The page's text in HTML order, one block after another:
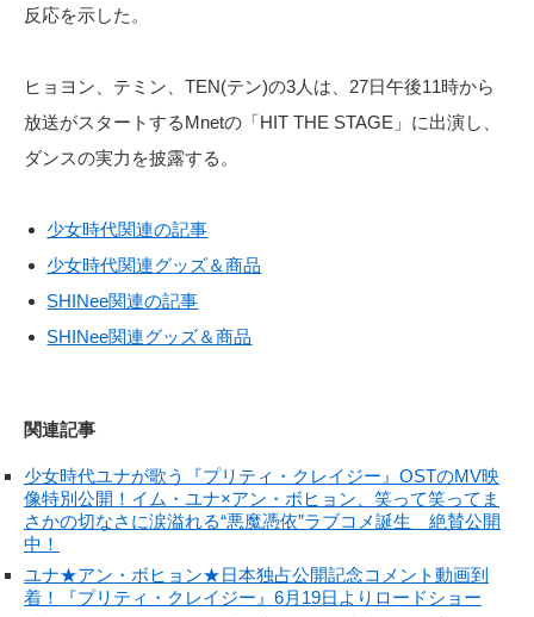
反応を示した。
ヒョヨン、テミン、TEN(テン)の3人は、27日午後11時から
放送がスタートするMnetの「HIT THE STAGE」に出演し、
ダンスの実力を披露する。
少女時代関連の記事
少女時代関連グッズ＆商品
SHINee関連の記事
SHINee関連グッズ＆商品
関連記事
少女時代ユナが歌う『プリティ・クレイジー』OSTのMV映
像特別公開！イム・ユナ×アン・ボヒョン、笑って笑ってま
さかの切なさに涙溢れる“悪魔憑依”ラブコメ誕生 絶賛公開
中！
ユナ★アン・ボヒョン★日本独占公開記念コメント動画到
着！『プリティ・クレイジー』6月19日よりロードショー